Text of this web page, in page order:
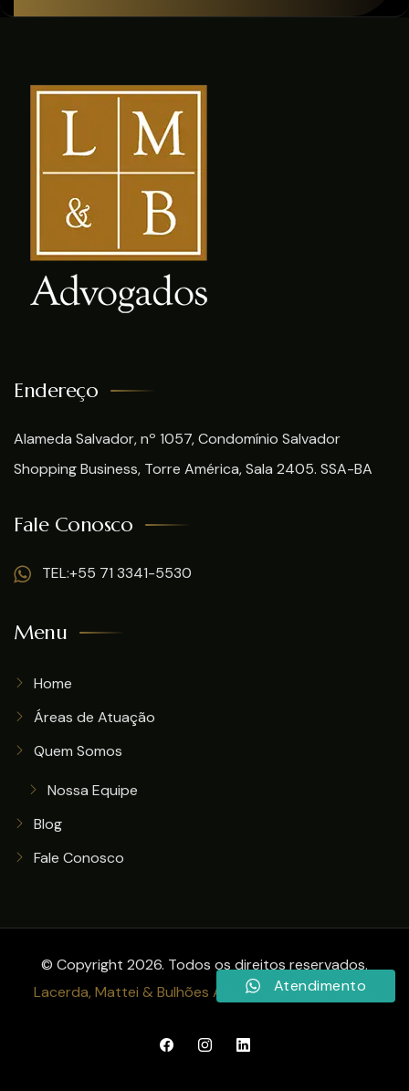
Endereço
Alameda Salvador, nº 1057, Condomínio Salvador
Shopping Business, Torre América, Sala 2405. SSA-BA
Fale Conosco
TEL:+55 71 3341-5530
Menu
Home
Áreas de Atuação
Quem Somos
Nossa Equipe
Blog
Fale Conosco
© Copyright 2026. Todos os direitos reservados.
Lacerda, Mattei & Bulhões Advogados Associados
Atendimento